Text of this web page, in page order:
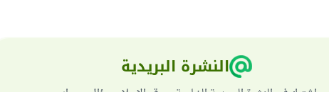
النشرة البريدية